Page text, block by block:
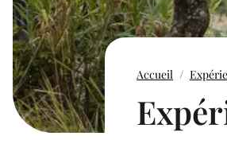
Accueil